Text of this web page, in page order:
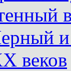
и
веков